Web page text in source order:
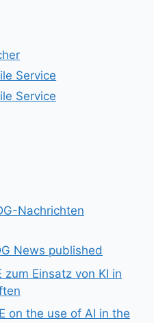
Service
Service
Nachrichten
News published
zum Einsatz von KI in
on the use of AI in the